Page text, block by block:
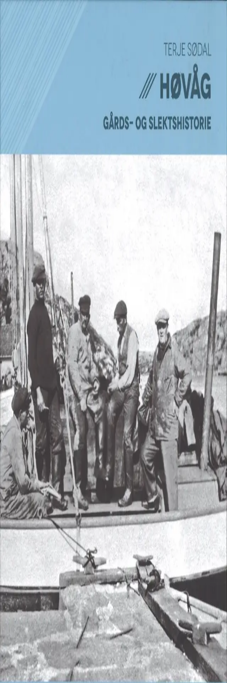
Høvåg
Gårds- og slektshistorie
Av Terje Sødal , 2016, Innbundet
InnbundetBokmål, 2016
Ikke tilgjengelig
Fri frakt på bestillinger over 349,-
Les mer
Denne boka er tredje bind i en serie som skal dekke
gårds- og slektshistorien for de tidligere kommunene
Høvåg og Vestre Moland. Bind 1-4 vil gjelde Høvåg. Det
første bindet, som utkom i 2013, dekker gårdsnumrene
48-61. Bind 2, utgitt i 2014, omfatter gårdsnumrene 62-
78. Dette bindet starter med gnr. 79, Ulvøya, og slutter
med gnr. 92, Kvannes. Her fortelles historien om hver
enkelt gård og folkene som har bodd der, fra omkring år
1600 og fram til i dag. Boka er svært rikt illustrert med
bilder fra både eldre og nyere tid.
Forfatter Produktinformasjon
Norske Serier | Postadresse: Postboks 1900 Sentrum,
0055 Oslo | Besøksadresse: Stortingsgata 28, 0161 Oslo
KONTAKT OSS
Kundeservice
Min side
INFORMASJON
Om Norske Serier
Vil du bli serieforfatter?
Nyhetsbrev
Personvern
Informasjonskapsler
©Cappelen Damm AS| Org.nr. NO 948061937 MVA
|Rettigheter og lover